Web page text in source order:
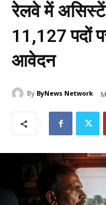
रेलवे में
11,127 पदों
आवेदन
By ByNews Network